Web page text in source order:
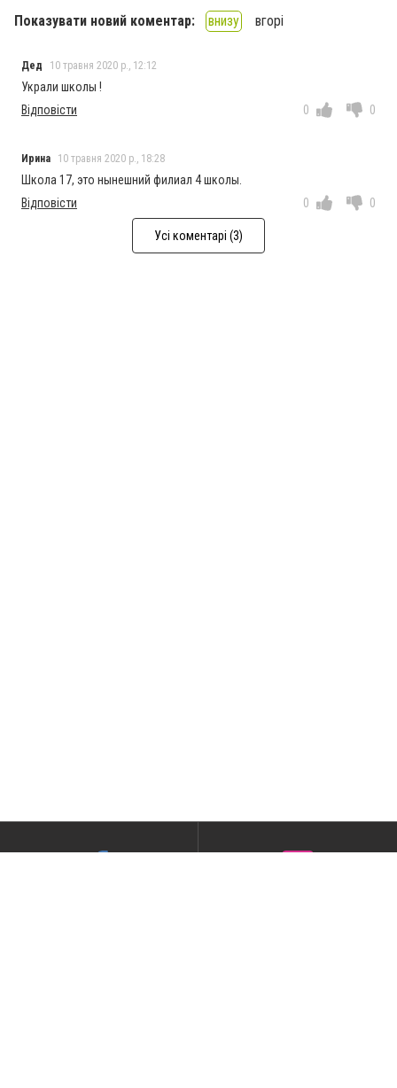
Показувати новий коментар: внизу вгорі
Дед 10 травня 2020 р., 12:12
Украли школы !
Відповісти
0 0
Ирина 10 травня 2020 р., 18:28
Школа 17, это нынешний филиал 4 школы.
Відповісти
0 0
Усі коментарі (3)